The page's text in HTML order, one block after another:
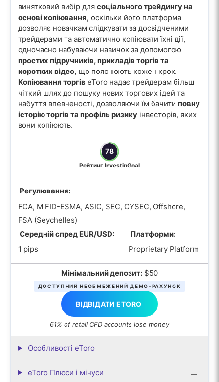
винятковий вибір для соціального трейдингу на
основі копіювання, оскільки його платформа
дозволяє новачкам слідкувати за досвідченими
трейдерами та автоматично копіювати їхні дії,
одночасно набуваючи навичок за допомогою
простих підручників, прикладів торгів та
коротких відео, що пояснюють кожен крок.
Копіювання торгів eToro надає трейдерам більш
чіткий шлях до пошуку нових торгових ідей та
набуття впевненості, дозволяючи їм бачити повну
історію торгів та профіль ризикуінвесторів, яких
вони копіюють.
78
Рейтинг InvestinGoal
Регулювання:
FCA, MIFID-ESMA, ASIC, SEC, CYSEC, Offshore,
FSA (Seychelles)
Середній спред EUR/USD:
1 pips
Платформи:
Proprietary Platform
Мінімальний депозит: $50
ДОСТУПНИЙ НЕОБМЕЖЕНИЙ ДЕМО-РАХУНОК
ВІДВІДАТИ ETORO
61% of retail CFD accounts lose money
Особливості eToro
eToro Плюси і мінуси